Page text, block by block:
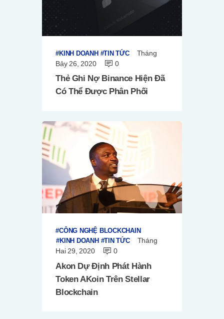
KINH DOANH TIN TỨC
Tháng
Bảy 26, 2020
0
Thẻ Ghi Nợ Binance Hiện Đã
Có Thể Được Phân Phối
CÔNG NGHỆ BLOCKCHAIN
KINH DOANH
TIN TỨC
Tháng
Hai 29, 2020
0
Akon Dự Định Phát Hành
Token AKoin Trên Stellar
Blockchain